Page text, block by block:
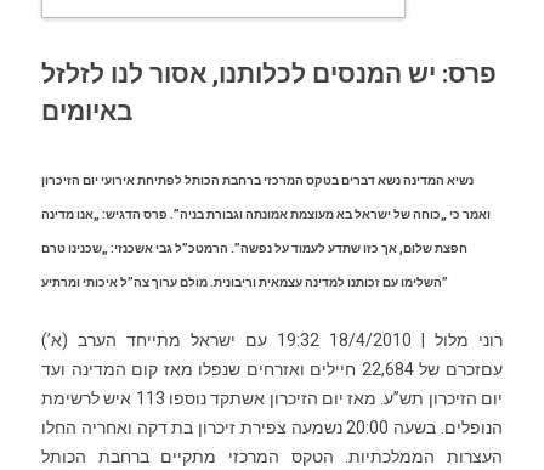
פרס: יש המנסים לכלותנו, אסור לנו לזלזל
באיומים
נשיא המדינה נשא דברים בטקס המרכזי ברחבת הכותל לפתיחת אירועי יום הזיכרון
ואמר כי „כוחה של ישראל בא מעוצמת אמונתה וגבורת בניה”. פרס הדגיש: „אנו מדינה
חפצת שלום, אך כזו שתדע לעמוד על נפשה”. הרמטכ”ל גבי אשכנזי: „שכנינו טרם
השלימו עם זכותנו למדינה עצמאית וריבונית. מולם ערוך צה”ל איכותי ומרתיע”
רוני מלול 18/4/2010 19:32
עם ישראל מתייחד הערב (א’)
עםזכרם של 22,684 חיילים ואזרחים שנפלו מאז קום המדינה ועד
יום הזיכרון תש”ע. מאז יום הזיכרון אשתקד נוספו 113 איש לרשימת
הנופלים. בשעה 20:00 נשמעה צפירת זיכרון בת דקה ואחריה החלו
העצרות הממלכתיות. הטקס המרכזי מתקיים ברחבת הכותל